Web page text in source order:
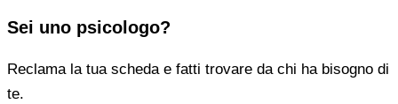
Sei uno psicologo?
Reclama la tua scheda e fatti trovare da chi ha bisogno di
te.